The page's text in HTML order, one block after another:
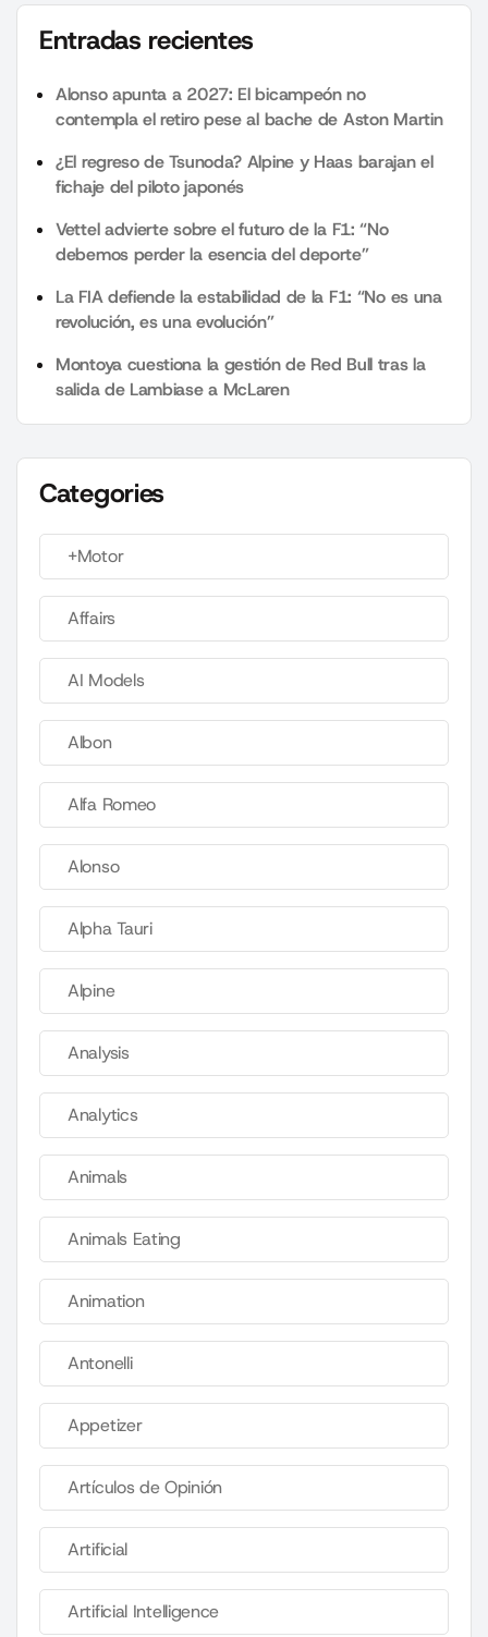
Entradas recientes
Alonso apunta a 2027: El bicampeón no
contempla el retiro pese al bache de Aston Martin
¿El regreso de Tsunoda? Alpine y Haas barajan el
fichaje del piloto japonés
Vettel advierte sobre el futuro de la F1: “No
debemos perder la esencia del deporte”
La FIA defiende la estabilidad de la F1: “No es una
revolución, es una evolución”
Montoya cuestiona la gestión de Red Bull tras la
salida de Lambiase a McLaren
Categories
+Motor
Affairs
AI Models
Albon
Alfa Romeo
Alonso
Alpha Tauri
Alpine
Analysis
Analytics
Animals
Animals Eating
Animation
Antonelli
Appetizer
Artículos de Opinión
Artificial
Artificial Intelligence